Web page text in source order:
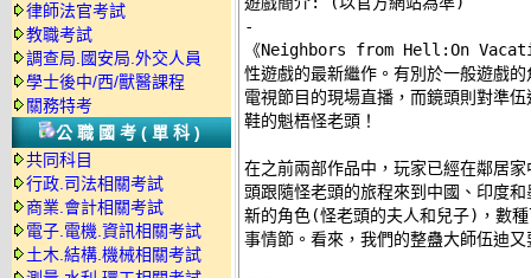
律師法官考試
教職考試
調查局.國安局.外交人員
學士後中/西/獸醫課程
關務特考
公職國考(單科)
共同科目
行政.司法相關考試
商業.會計相關考試
電子.電機.資訊相關考試
土木.結構.機械相關考試
-
《Neighbors from Hell:On
性遊戲的最新繼作。有別於一般遊戲
電視節目的現場直播，而鏡頭則對準
鞋的魁梧怪老頭！
在之前兩部作品中，玩家已經在鄰居
頭跟隨怪老頭的旅程來到中國、印度
新的角色(怪老頭的夫人和兒子)，數
事情節。看來，我們的整蠱大師伍迪